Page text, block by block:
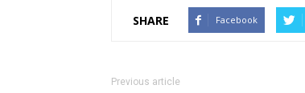
SHARE Facebook
Previous article